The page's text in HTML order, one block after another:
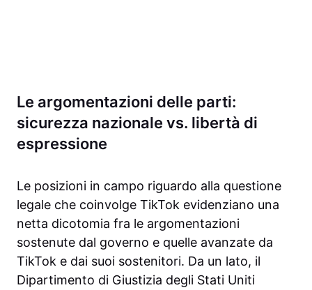
Le argomentazioni delle parti:
sicurezza nazionale vs. libertà di
espressione
Le posizioni in campo riguardo alla questione
legale che coinvolge TikTok evidenziano una
netta dicotomia fra le argomentazioni
sostenute dal governo e quelle avanzate da
TikTok e dai suoi sostenitori. Da un lato, il
Dipartimento di Giustizia degli Stati Uniti